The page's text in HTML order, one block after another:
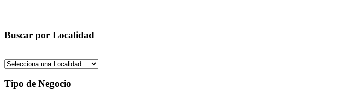
Buscar por Localidad
Tipo de Negocio